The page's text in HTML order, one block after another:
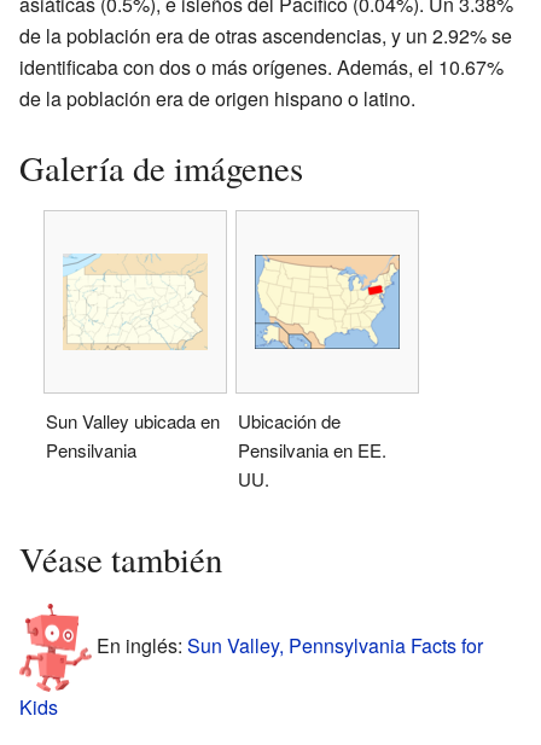
de la población era de otras ascendencias, y un 2.92% se
identificaba con dos o más orígenes. Además, el 10.67%
de la población era de origen hispano o latino.
Galería de imágenes
Sun Valley ubicada en
Pensilvania
Ubicación de
Pensilvania en EE.
UU.
Véase también
En inglés: Sun Valley, Pennsylvania Facts for
Kids